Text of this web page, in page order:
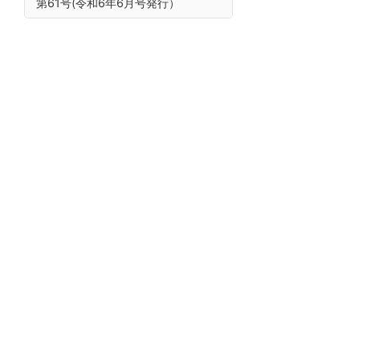
第61号(令和6年6月号発行）